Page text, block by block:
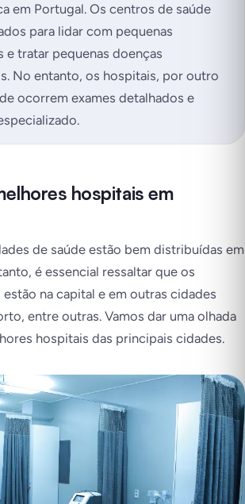
em Portugal. Os centros de saúde
para lidar com pequenas
e tratar pequenas doenças
No entanto, os hospitais, por outro
ocorrem exames detalhados e
hospitais em
de saúde estão bem distribuídas em
é essencial ressaltar que os
na capital e em outras cidades
entre outras. Vamos dar uma olhada
hospitais das principais cidades.